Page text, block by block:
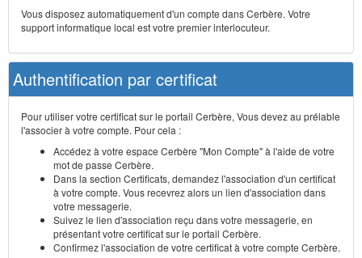
Vous disposez automatiquement d'un compte dans Cerbère. Votre
support informatique local est votre premier interlocuteur.
Authentification par certificat
Pour utiliser votre certificat sur le portail Cerbère, Vous devez au prélable
l'associer à votre compte. Pour cela :
Accédez à votre espace Cerbère "Mon Compte" à l'aide de votre
mot de passe Cerbère.
Dans la section Certificats, demandez l'association d'un certificat
à votre compte. Vous recevrez alors un lien d'association dans
votre messagerie.
Suivez le lien d'association reçu dans votre messagerie, en
présentant votre certificat sur le portail Cerbère.
Confirmez l'association de votre certificat à votre compte Cerbère.